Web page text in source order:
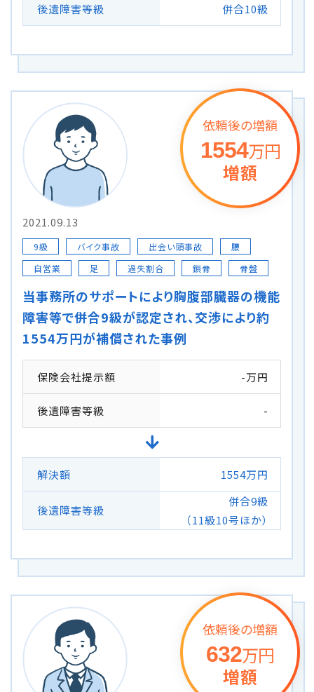
後遺障害等級 併合10級
2021.09.13
9級 バイク事故 出会い頭事故
腰
自営業
足 過失割合 鎖骨 骨盤
当事務所のサポートにより胸腹部臓器の機能
障害等で併合9級が認定され、交渉により約
1554万円が補償された事例
保険会社提示額 -万円
後遺障害等級 -
解決額 1554万円
後遺障害等級
併合9級
（11級10号ほか）
依頼後の増額
1554万円
増額
依頼後の増額
632万円
増額